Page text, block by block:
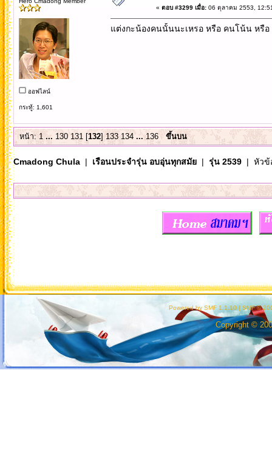
ออฟไลน์
กระทู้: 1,601
« ตอบ #3299 เมื่อ:06 ตุลาคม 2553,
แต่งกะน้องคนนั้นนะเหรอ หรือ คนโน้น หรื
หน้า:1 ... 130 131 [132]133 134 ...136 ขึ้นบน
Cmadong Chula| เรือนประจำรุ่น อบอุ่นทุกสมัย| รุ่น 2539| หัวข้
Powered by SMF 1.1.10 | SMF ©
Copyright ©